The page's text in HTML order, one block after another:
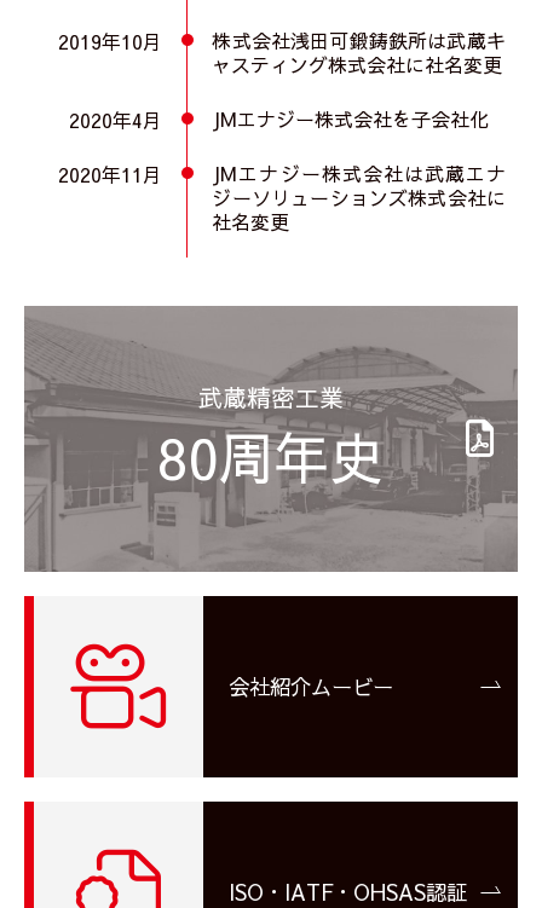
2019年10月
株式会社浅田可鍛鋳鉄所は武蔵キ
ャスティング株式会社に社名変更
2020年4月 JMエナジー株式会社を子会社化
2020年11月
JMエナジー株式会社は武蔵エナ
ジーソリューションズ株式会社に
社名変更
武蔵精密工業
80周年史
会社紹介ムービー
ISO・IATF・OHSAS認証